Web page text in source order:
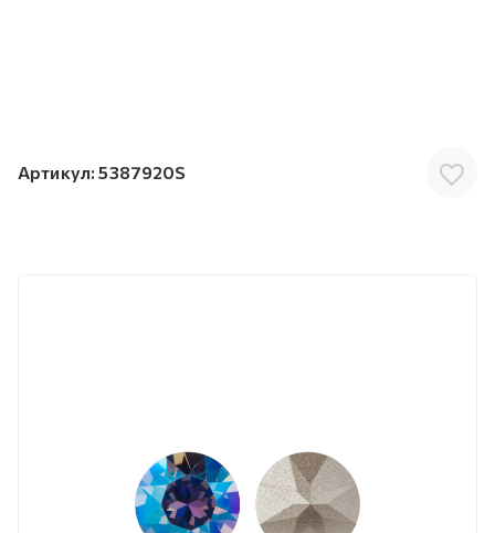
Артикул: 5387920S